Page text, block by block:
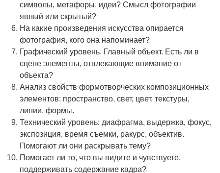
символы, метафоры, идеи? Смысл фотографии
явный или скрытый?
На какие произведения искусства опирается
фотография, кого она напоминает?
Графический уровень. Главный объект. Есть ли в
сцене элементы, отвлекающие внимание от
объекта?
Анализ свойств формотворческих композиционных
элементов: пространство, свет, цвет, текстуры,
линии, формы.
Технический уровень: диафрагма, выдержка, фокус,
экспозиция, время съемки, ракурс, объектив.
Помогают ли они раскрывать тему?
Помогает ли то, что вы видите и чувствуете,
поддерживать содержание кадра?